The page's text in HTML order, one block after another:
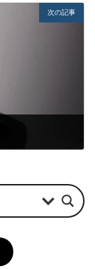
次の記事